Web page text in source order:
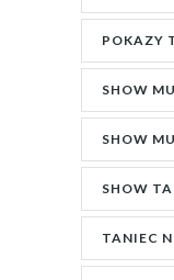
POKAZY
SHOW
SHOW
SHOW
TANIEC